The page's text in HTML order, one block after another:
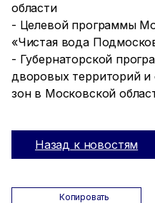
области
- Целевой программы
«Чистая вода
- Губернаторской
дворовых территорий
зон в Московской
Назад к новостям
Копировать